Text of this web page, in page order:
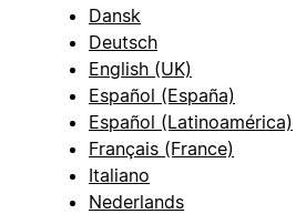
Dansk
Deutsch
English (UK)
Español (España)
Español (Latinoamérica)
Français (France)
Italiano
Nederlands